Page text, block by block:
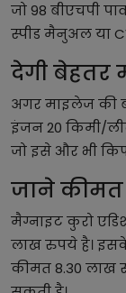
जो 98 बीएचपी
स्पीड मैनुअल या
देगी बेहतर
अगर माइलेज की
इंजन 20 किमी/
जो इसे और भी
जाने
मैग्नाइट कुरो
लाख रुपये है। इसके
कीमत 8.30 लाख